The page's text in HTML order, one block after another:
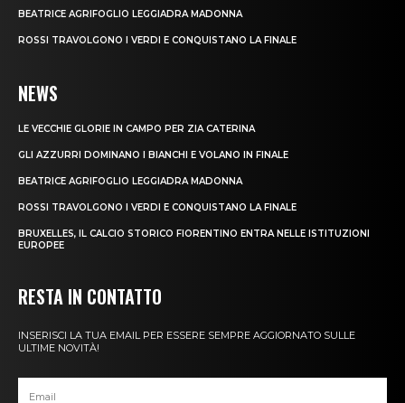
BEATRICE AGRIFOGLIO LEGGIADRA MADONNA
ROSSI TRAVOLGONO I VERDI E CONQUISTANO LA FINALE
NEWS
LE VECCHIE GLORIE IN CAMPO PER ZIA CATERINA
GLI AZZURRI DOMINANO I BIANCHI E VOLANO IN FINALE
BEATRICE AGRIFOGLIO LEGGIADRA MADONNA
ROSSI TRAVOLGONO I VERDI E CONQUISTANO LA FINALE
BRUXELLES, IL CALCIO STORICO FIORENTINO ENTRA NELLE ISTITUZIONI
EUROPEE
RESTA IN CONTATTO
INSERISCI LA TUA EMAIL PER ESSERE SEMPRE AGGIORNATO SULLE
ULTIME NOVITÀ!